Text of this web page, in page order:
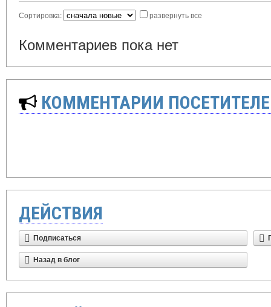
Сортировка: развернуть все
Комментариев пока нет
КОММЕНТАРИИ
ДЕЙСТВИЯ
Подписаться
Назад в блог